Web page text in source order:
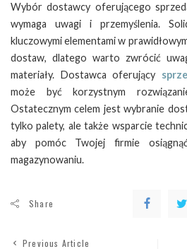
Wybór dostawcy oferującego
wymaga uwagi i przemyślenia.
kluczowymi elementami w
dostaw, dlatego warto zwrócić
materiały. Dostawca oferujący
może być korzystnym
Ostatecznym celem jest wybranie
tylko palety, ale także wsparcie
aby pomóc Twojej firmie
magazynowaniu.
Share
Previous Article